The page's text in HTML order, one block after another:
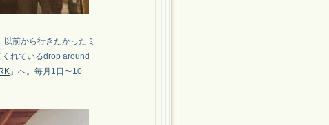
前から行きたかったミ
れているdrop around
」へ。毎月1日〜10